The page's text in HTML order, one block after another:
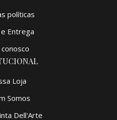
políticas
Entrega
conosco
Loja
Somos
Dell'Arte